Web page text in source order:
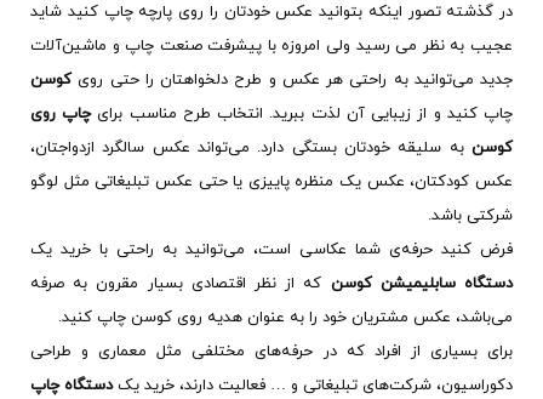
در گذشته تصور اینکه بتوانید عکس خودتان را روی پارچه چاپ کنید شاید
عجیب به نظر می رسید ولی امروزه با پیشرفت صنعت چاپ و ماشین‌آلات
جدید می‌توانید به راحتی هر عکس و طرح دلخواهتان را حتی رویکوسن
چاپ کنید و از زیبایی آن لذت ببرید. انتخاب طرح مناسب برایچاپ روی
کوسن به سلیقه خودتان بستگی دارد. می‌تواند عکس سالگرد ازدواجتان،
عکس کودکتان، عکس یک منظره پاییزی یا حتی عکس تبلیغاتی مثل لوگو
شرکتی باشد.
فرض کنید حرفه‌ی شما عکاسی است، می‌توانید به راحتی با خرید یک
دستگاه سابلیمیشن کوسن که از نظر اقتصادی بسیار مقرون به صرفه
می‌باشد، عکس مشتریان خود را به عنوان هدیه روی کوسن چاپ کنید.
برای بسیاری از افراد که در حرفه‌های مختلفی مثل معماری و طراحی
دکوراسیون، شرکت‌های تبلیغاتی و … فعالیت دارند، خرید یک دستگاه چاپ